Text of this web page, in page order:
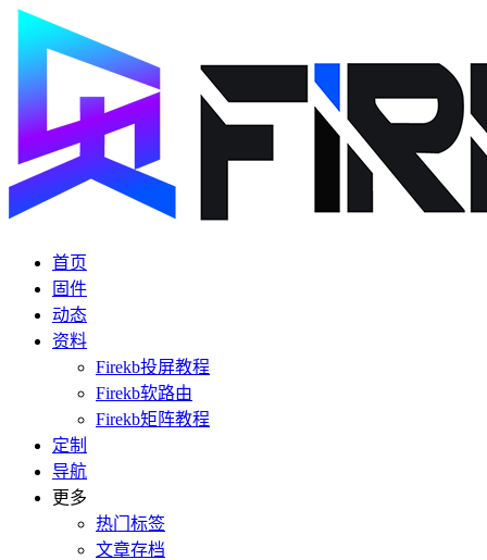
首页
固件
动态
资料
Firekb投屏教程
Firekb软路由
Firekb矩阵教程
定制
导航
更多
热门标签
文章存档